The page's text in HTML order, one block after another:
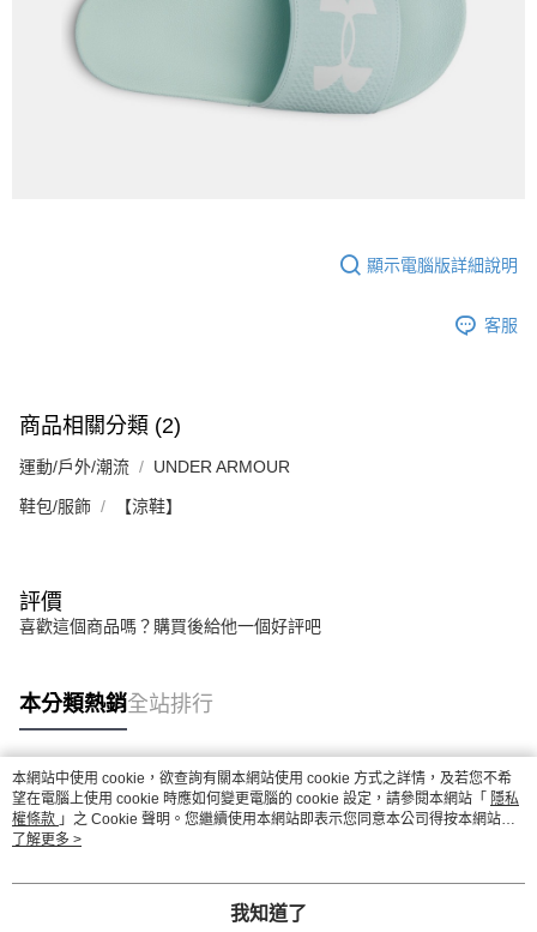
顯示電腦版詳細說明
客服
商品相關分類 (2)
運動/戶外/潮流 UNDER ARMOUR
鞋包/服飾 【涼鞋】
評價
喜歡這個商品嗎？購買後給他一個好評吧
本分類熱銷全站排行
熱門標籤
本網站中使用 cookie，欲查詢有關本網站使用 cookie 方式之詳情，及若您不希
望在電腦上使用 cookie 時應如何變更電腦的 cookie 設定，請參閱本網站「 隱私
權條款 」之 Cookie 聲明。您繼續使用本網站即表示您同意本公司得按本網站使
用條款之 Cookie 聲明使用 cookie。
了解更多 >
我知道了